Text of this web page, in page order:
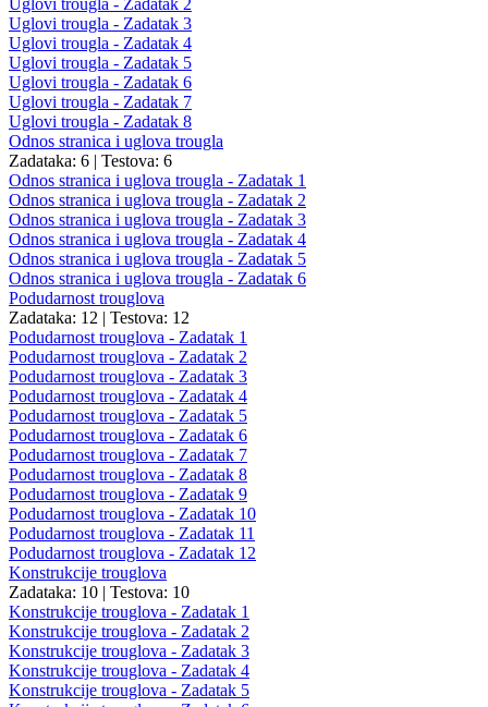
Uglovi trougla - Zadatak 2
Uglovi trougla - Zadatak 3
Uglovi trougla - Zadatak 4
Uglovi trougla - Zadatak 5
Uglovi trougla - Zadatak 6
Uglovi trougla - Zadatak 7
Uglovi trougla - Zadatak 8
Odnos stranica i uglova trougla
Zadataka: 6 | Testova: 6
Odnos stranica i uglova trougla - Zadatak 1
Odnos stranica i uglova trougla - Zadatak 2
Odnos stranica i uglova trougla - Zadatak 3
Odnos stranica i uglova trougla - Zadatak 4
Odnos stranica i uglova trougla - Zadatak 5
Odnos stranica i uglova trougla - Zadatak 6
Podudarnost trouglova
Zadataka: 12 | Testova: 12
Podudarnost trouglova - Zadatak 1
Podudarnost trouglova - Zadatak 2
Podudarnost trouglova - Zadatak 3
Podudarnost trouglova - Zadatak 4
Podudarnost trouglova - Zadatak 5
Podudarnost trouglova - Zadatak 6
Podudarnost trouglova - Zadatak 7
Podudarnost trouglova - Zadatak 8
Podudarnost trouglova - Zadatak 9
Podudarnost trouglova - Zadatak 10
Podudarnost trouglova - Zadatak 11
Podudarnost trouglova - Zadatak 12
Konstrukcije trouglova
Zadataka: 10 | Testova: 10
Konstrukcije trouglova - Zadatak 1
Konstrukcije trouglova - Zadatak 2
Konstrukcije trouglova - Zadatak 3
Konstrukcije trouglova - Zadatak 4
Konstrukcije trouglova - Zadatak 5